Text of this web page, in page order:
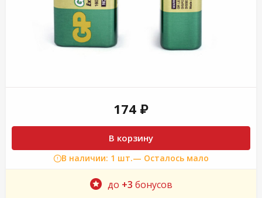
174 ₽
В корзину
В наличии: 1 шт.— Осталось мало
до +3 бонусов